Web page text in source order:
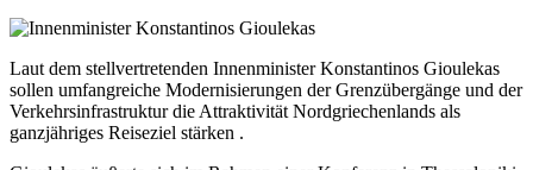
Laut dem stellvertretenden Innenminister Konstantinos Gioulekas
sollen umfangreiche Modernisierungen der Grenzübergänge und der
Verkehrsinfrastruktur die Attraktivität Nordgriechenlands als
ganzjähriges Reiseziel stärken .